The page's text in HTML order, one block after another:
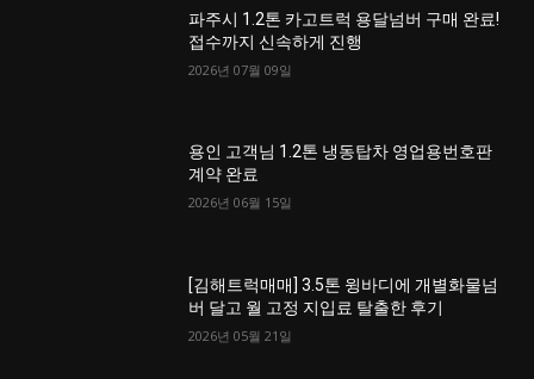
파주시 1.2톤 카고트럭 용달넘버 구매 완료!
접수까지 신속하게 진행
2026년 07월 09일
용인 고객님 1.2톤 냉동탑차 영업용번호판
계약 완료
2026년 06월 15일
[김해트럭매매] 3.5톤 윙바디에 개별화물넘
버 달고 월 고정 지입료 탈출한 후기
2026년 05월 21일